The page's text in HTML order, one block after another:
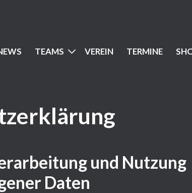
TEAMS VEREIN TERMINE
und Nutzung
Daten